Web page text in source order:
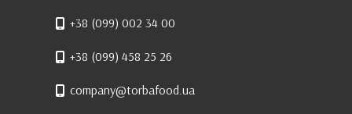
+38 (099) 002 34 00
+38 (099) 458 25 26
company@torbafood.ua